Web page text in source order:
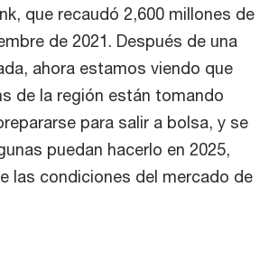
que recaudó 2,600 millones de
de 2021. Después de una
ahora estamos viendo que
de la región están tomando
para salir a bolsa, y se
puedan hacerlo en 2025,
las condiciones del mercado de